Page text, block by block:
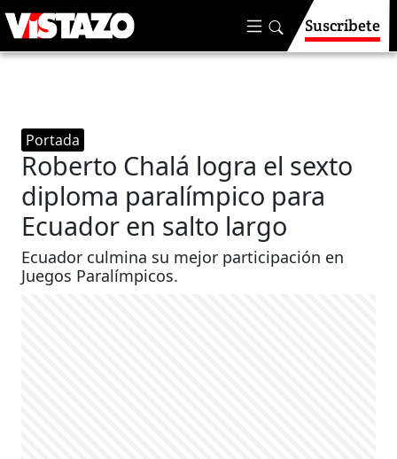
Suscríbete
Portada
Roberto Chalá logra el sexto
diploma paralímpico para
Ecuador en salto largo
Ecuador culmina su mejor participación en
Juegos Paralímpicos.